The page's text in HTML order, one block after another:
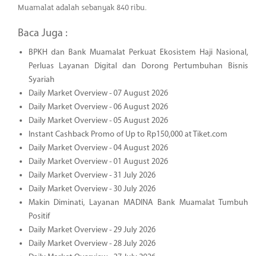
Muamalat adalah sebanyak 840 ribu.
Baca Juga :
BPKH dan Bank Muamalat Perkuat Ekosistem Haji Nasional,
Perluas Layanan Digital dan Dorong Pertumbuhan Bisnis
Syariah
Daily Market Overview - 07 August 2026
Daily Market Overview - 06 August 2026
Daily Market Overview - 05 August 2026
Instant Cashback Promo of Up to Rp150,000 at Tiket.com
Daily Market Overview - 04 August 2026
Daily Market Overview - 01 August 2026
Daily Market Overview - 31 July 2026
Daily Market Overview - 30 July 2026
Makin Diminati, Layanan MADINA Bank Muamalat Tumbuh
Positif
Daily Market Overview - 29 July 2026
Daily Market Overview - 28 July 2026